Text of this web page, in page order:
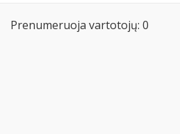
Prenumeruoja vartotojų: 0